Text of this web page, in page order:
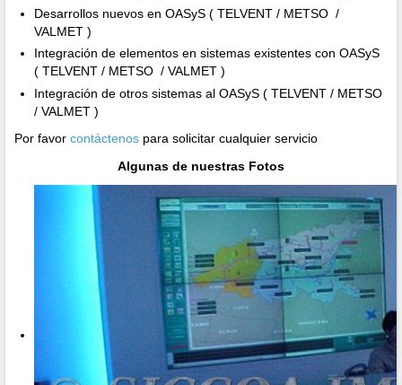
Desarrollos nuevos en OASyS ( TELVENT / METSO /
VALMET )
Integración de elementos en sistemas existentes con OASyS
( TELVENT / METSO / VALMET )
Integración de otros sistemas al OASyS ( TELVENT / METSO
/ VALMET )
Por favor contáctenos para solicitar cualquier servicio
Algunas de nuestras Fotos